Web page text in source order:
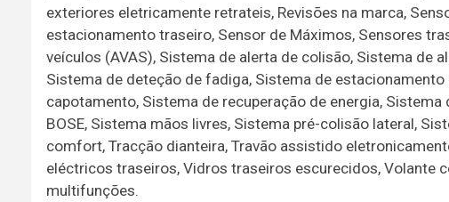
exteriores eletricamente retrateis, Revisões na marca,
estacionamento traseiro, Sensor de Máximos, Sensores
veículos (AVAS), Sistema de alerta de colisão, Sistema de
Sistema de deteção de fadiga, Sistema de
capotamento, Sistema de recuperação de energia,
BOSE, Sistema mãos livres, Sistema pré-colisão lateral,
comfort, Tracção dianteira, Travão assistido
eléctricos traseiros, Vidros traseiros escurecidos, Volante
multifunções.